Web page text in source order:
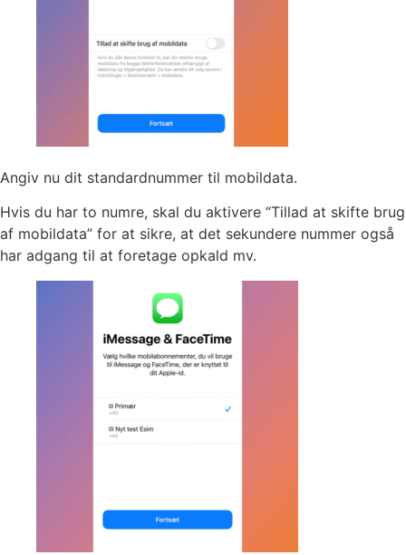
Angiv nu dit standardnummer til mobildata.
Hvis du har to numre, skal du aktivere “Tillad at skifte brug
af mobildata” for at sikre, at det sekundere nummer også
har adgang til at foretage opkald mv.